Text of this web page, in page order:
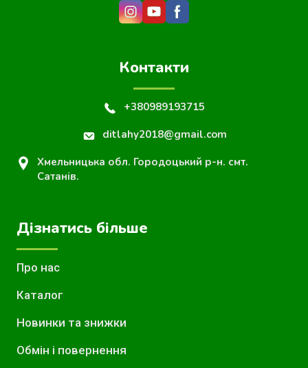
Контакти
+380989193715
ditlahy2018@gmail.com
Хмельницька обл. Городоцький р-н. смт.
Сатанів.
Дізнатись більше
Про нас
Каталог
Новинки та знижки
Обмін і повернення